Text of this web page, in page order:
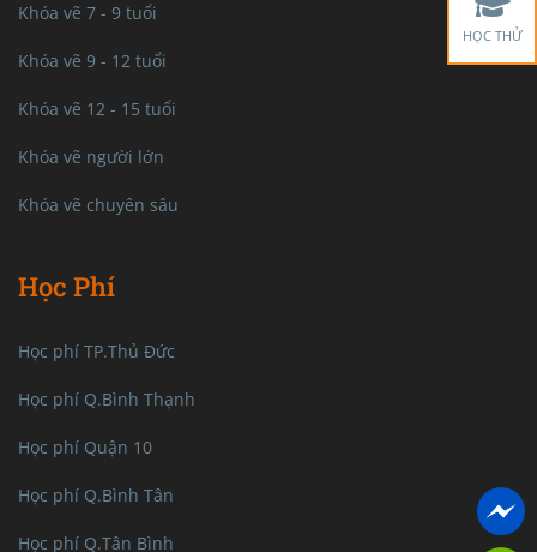
Khóa vẽ 7 - 9 tuổi
Khóa vẽ 9 - 12 tuổi
Khóa vẽ 12 - 15 tuổi
Khóa vẽ người lớn
Khóa vẽ chuyên sâu
Học Phí
Học phí TP.Thủ Đức
Học phí Q.Bình Thạnh
Học phí Quận 10
Học phí Q.Bình Tân
Học phí Q.Tân Bình
HỌC THỬ